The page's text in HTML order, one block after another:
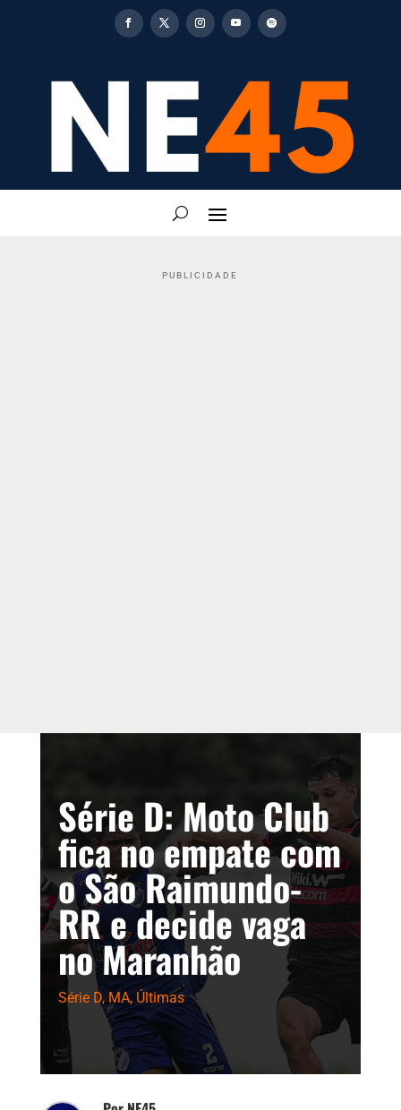
PUBLICIDADE
Série D: Moto Club
fica no empate com
o São Raimundo-
RR e decide vaga
no Maranhão
Série D,MA, Últimas